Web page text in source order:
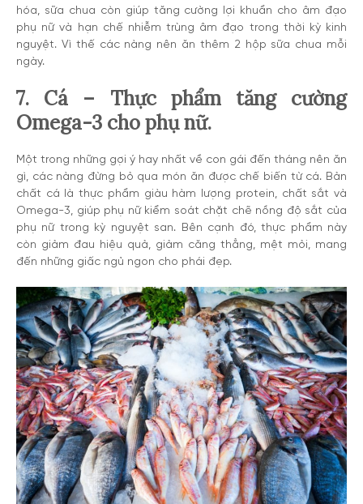
hóa, sữa chua còn giúp tăng cường lợi khuẩn cho âm đạo
phụ nữ và hạn chế nhiễm trùng âm đạo trong thời kỳ kinh
nguyệt. Vì thế các nàng nên ăn thêm 2 hộp sữa chua mỗi
ngày.
7. Cá – Thực phẩm tăng cường
Omega-3 cho phụ nữ.
Một trong những gợi ý hay nhất về con gái đến tháng nên ăn
gì, các nàng đừng bỏ qua món ăn được chế biến từ cá. Bản
chất cá là thực phẩm giàu hàm lượng protein, chất sắt và
Omega-3, giúp phụ nữ kiểm soát chặt chẽ nồng độ sắt của
phụ nữ trong kỳ nguyệt san. Bên cạnh đó, thực phẩm này
còn giảm đau hiệu quả, giảm căng thẳng, mệt mỏi, mang
đến những giấc ngủ ngon cho phái đẹp.